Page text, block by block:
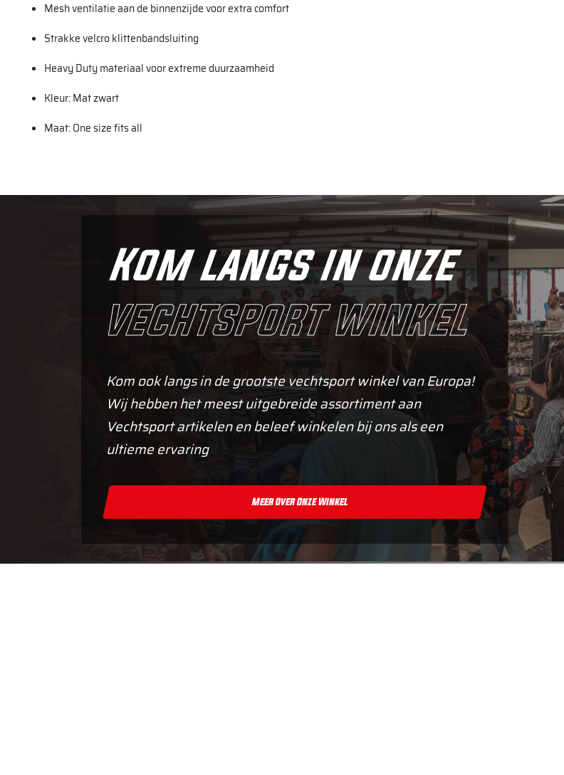
Mesh ventilatie aan de binnenzijde voor extra comfort
Strakke velcro klittenbandsluiting
Heavy Duty materiaal voor extreme duurzaamheid
Kleur: Mat zwart
Maat: One size fits all
Kom langs in onze
vechtsport winkel
Kom ook langs in de grootste vechtsport winkel van Europa!
Wij hebben het meest uitgebreide assortiment aan
Vechtsport artikelen en beleef winkelen bij ons als een
ultieme ervaring
Meer Over Onze Winkel